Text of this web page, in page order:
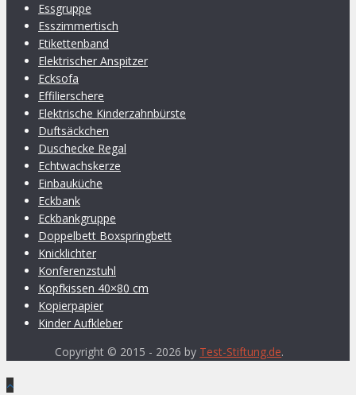
Essgruppe
Esszimmertisch
Etikettenband
Elektrischer Anspitzer
Ecksofa
Effilierschere
Elektrische Kinderzahnbürste
Duftsäckchen
Duschecke Regal
Echtwachskerze
Einbauküche
Eckbank
Eckbankgruppe
Doppelbett Boxspringbett
Knicklichter
Konferenzstuhl
Kopfkissen 40×80 cm
Kopierpapier
Kinder Aufkleber
Copyright © 2015 - 2026 by Test-Stiftung.de.